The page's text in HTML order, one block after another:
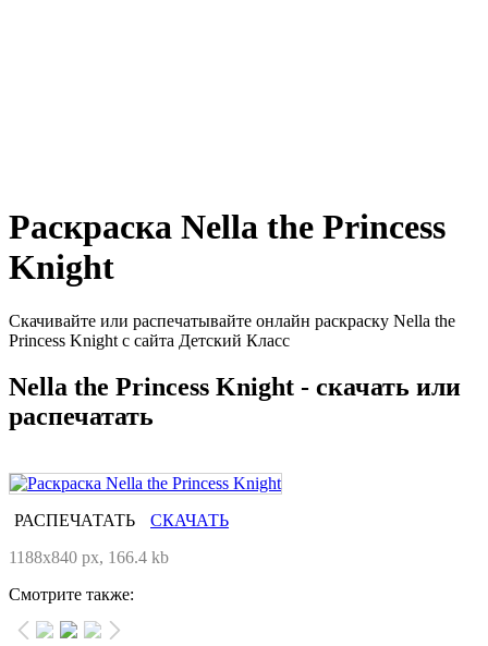
Раскраска Nella the Princess
Knight
Скачивайте или распечатывайте онлайн раскраску Nella the
Princess Knight с сайта Детский Класс
Nella the Princess Knight - скачать или
распечатать
РАСПЕЧАТАТЬ
СКАЧАТЬ
1188x840 px, 166.4 kb
Смотрите также: